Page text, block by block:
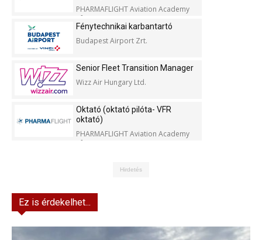
PHARMAFLIGHT Aviation Academy
Kft.
Fénytechnikai karbantartó
Budapest Airport Zrt.
Senior Fleet Transition Manager
Wizz Air Hungary Ltd.
Oktató (oktató pilóta- VFR
oktató)
PHARMAFLIGHT Aviation Academy
Kft.
Hirdetés
Ez is érdekelhet...